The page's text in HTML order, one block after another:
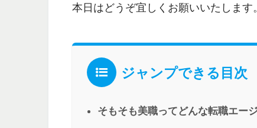
本日はどうぞ宜しくお願いいたします。
ジャンプできる目次
そもそも美職ってどんな転職エー